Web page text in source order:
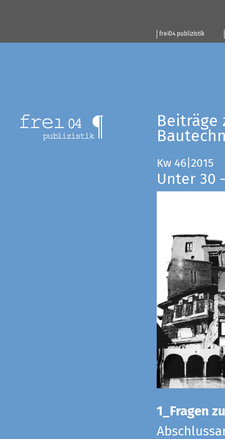
frei04 publizistik
Beiträge
Kw 46|2015
Unter 30
1_Fragen